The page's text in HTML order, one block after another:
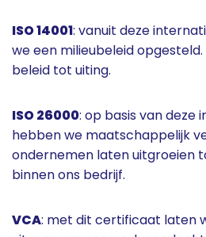
ISO 14001: vanuit deze
we een milieubeleid
beleid tot uiting.
ISO 26000: op basis van deze
hebben we maatschappelijk
ondernemen laten uitgroeien
binnen ons bedrijf.
VCA: met dit certificaat laten